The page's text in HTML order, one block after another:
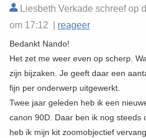
Liesbeth Verkade schreef op
om 17:12 | reageer
Bedankt Nando!
Het zet me weer even op scherp.
zijn bijzaken. Je geeft daar een
fijn per onderwerp uitgewerkt.
Twee jaar geleden heb ik een
canon 90D. Daar ben ik nog steeds
heb ik mijn kit zoomobjectief